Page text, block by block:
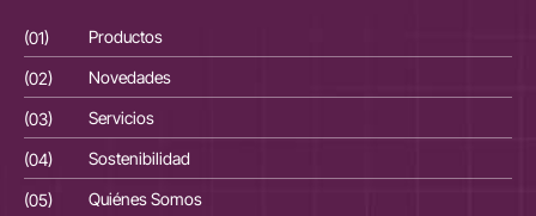
(01) Productos
(02)
Novedades
(03)
Servicios
(04)
Sostenibilidad
(05)
Quiénes Somos